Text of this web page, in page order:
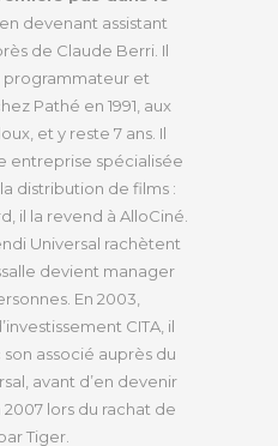
en devenant assistant
de Claude Berri. Il
et
Pathé en 1991, aux
et y reste 7 ans. Il
entreprise spécialisée
distribution de films :
il la revend à AlloCiné.
Universal rachètent
devient manager
En 2003,
CITA, il
associé auprès du
avant d’en devenir
lors du rachat de
Tiger.